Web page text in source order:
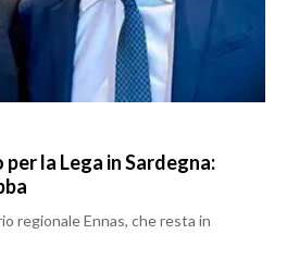
la Lega in Sardegna:
regionale Ennas, che resta in